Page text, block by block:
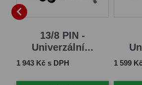

13/8 PIN -
Univerzální...
Cena
1 943 Kč s DPH Cena
1 599